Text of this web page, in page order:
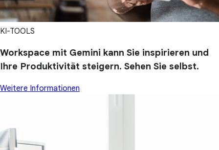
KI-TOOLS
Workspace mit Gemini kann Sie inspirieren und
Ihre Produktivität steigern. Sehen Sie selbst.
Weitere Informationen